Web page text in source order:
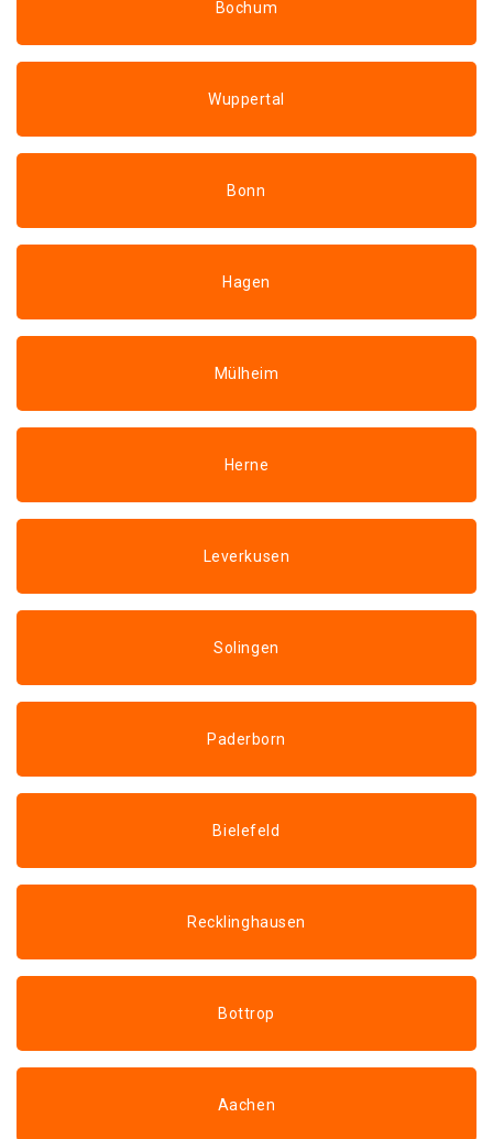
Bochum
Wuppertal
Bonn
Hagen
Mülheim
Herne
Leverkusen
Solingen
Paderborn
Bielefeld
Recklinghausen
Bottrop
Aachen